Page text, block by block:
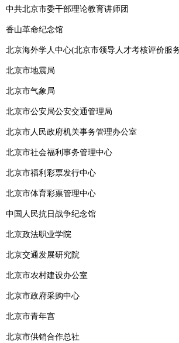
中共北京市委干部理论教育讲师团
香山革命纪念馆
北京海外学人中心(北京市领导人才考核评价服
北京市地震局
北京市气象局
北京市公安局公安交通管理局
北京市人民政府机关事务管理办公室
北京市社会福利事务管理中心
北京市福利彩票发行中心
北京市体育彩票管理中心
中国人民抗日战争纪念馆
北京政法职业学院
北京交通发展研究院
北京市农村建设办公室
北京市政府采购中心
北京市青年宫
北京市供销合作总社